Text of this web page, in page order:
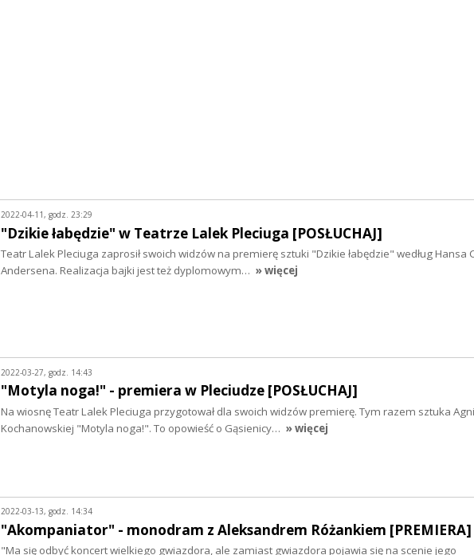
2022-04-11, godz. 23:29
"Dzikie łabędzie" w Teatrze Lalek Pleciuga [POSŁUCHAJ]
Teatr Lalek Pleciuga zaprosił swoich widzów na premierę sztuki "Dzikie łabędzie" według Hansa
Andersena. Realizacja bajki jest też dyplomowym… » więcej
2022-03-27, godz. 14:43
"Motyla noga!" - premiera w Pleciudze [POSŁUCHAJ]
Na wiosnę Teatr Lalek Pleciuga przygotował dla swoich widzów premierę. Tym razem sztuka
Kochanowskiej "Motyla noga!". To opowieść o Gąsienicy… » więcej
2022-03-13, godz. 14:34
"Akompaniator" - monodram z Aleksandrem Różankiem [PREMIERA]
"Ma się odbyć koncert wielkiego gwiazdora, ale zamiast gwiazdora pojawia się na scenie jego